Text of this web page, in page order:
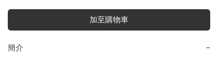
加至購物車
簡介 −